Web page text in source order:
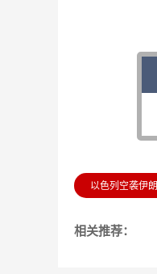
以色列空袭伊朗
相关推荐：